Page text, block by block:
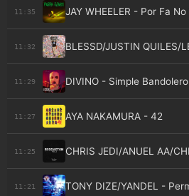
11:35 JAY WHEELER - Por Fa
11:32 BLESSD/JUSTIN QUILES/
11:29 DIVINO - Simple Bandolero
11:27 AYA NAKAMURA - 42
11:25 CHRIS JEDI/ANUEL AA/
11:21 TONY DIZE/YANDEL -